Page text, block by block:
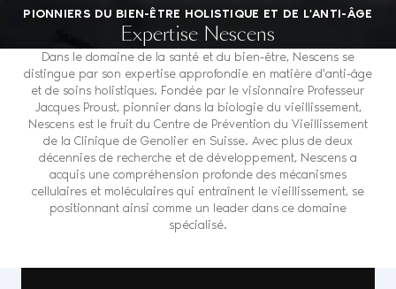
PIONNIERS DU BIEN-ÊTRE HOLISTIQUE ET DE L'ANTI-ÂGE
Expertise Nescens
Dans le domaine de la santé et du bien-être, Nescens se
distingue par son expertise approfondie en matière d'anti-âge
et de soins holistiques. Fondée par le visionnaire Professeur
Jacques Proust, pionnier dans la biologie du vieillissement,
Nescens est le fruit du Centre de Prévention du Vieillissement
de la Clinique de Genolier en Suisse. Avec plus de deux
décennies de recherche et de développement, Nescens a
acquis une compréhension profonde des mécanismes
cellulaires et moléculaires qui entraînent le vieillissement, se
positionnant ainsi comme un leader dans ce domaine
spécialisé.